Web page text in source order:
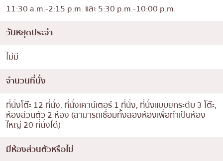
11:30 a.m.-2:15 p.m. และ 5:30 p.m.-10:00 p.m.
วันหยุดประจำ
ไม่มี
จำนวนที่นั่ง
ที่นั่งโต๊ะ 12 ที่นั่ง, ที่นั่งเคาน์เตอร์ 1 ที่นั่ง, ที่นั่งแบบยกระดับ 3 โต๊ะ,
ห้องส่วนตัว 2 ห้อง (สามารถเชื่อมทั้งสองห้องเพื่อทำเป็นห้อง
ใหญ่ 20 ที่นั่งได้)
มีห้องส่วนตัวหรือไม่